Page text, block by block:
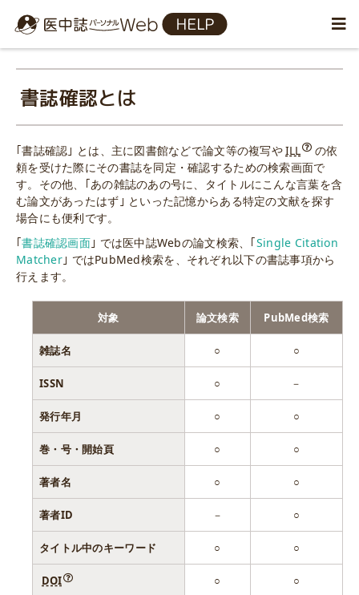
書誌確認とは
｢書誌確認｣ とは、主に図書館などで論文等の複写やILL
の依
頼を受けた際にその書誌を同定・確認するための検索画面で
す。その他、｢あの雑誌のあの号に、タイトルにこんな言葉を含
む論文があったはず｣ といった記憶からある特定の文献を探す
場合にも便利です。
｢書誌確認画面｣ では医中誌Webの論文検索、｢Single Citation
Matcher｣ ではPubMed検索を、それぞれ以下の書誌事項から
行えます。
対象 論文検索 PubMed検索
雑誌名 ○ ○
ISSN ○ －
発行年月 ○ ○
巻・号・開始頁 ○ ○
著者名 ○ ○
著者ID － ○
タイトル中のキーワード ○ ○
DOI ○ ○